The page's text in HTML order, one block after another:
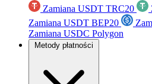
Zamiana USDT TRC20
Zamiana USDT BEP20
Zamiana USDC Polygon
Metody płatności